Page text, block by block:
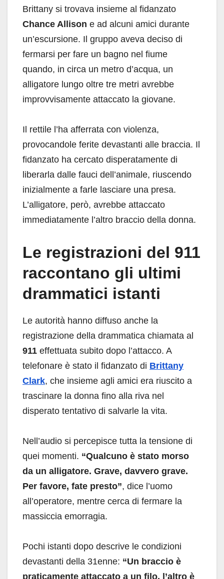
Brittany si trovava insieme al fidanzato
Chance Allison e ad alcuni amici durante
un’escursione. Il gruppo aveva deciso di
fermarsi per fare un bagno nel fiume
quando, in circa un metro d’acqua, un
alligatore lungo oltre tre metri avrebbe
improvvisamente attaccato la giovane.
Il rettile l’ha afferrata con violenza,
provocandole ferite devastanti alle braccia. Il
fidanzato ha cercato disperatamente di
liberarla dalle fauci dell’animale, riuscendo
inizialmente a farle lasciare una presa.
L’alligatore, però, avrebbe attaccato
immediatamente l’altro braccio della donna.
Le registrazioni del 911
raccontano gli ultimi
drammatici istanti
Le autorità hanno diffuso anche la
registrazione della drammatica chiamata al
911 effettuata subito dopo l’attacco. A
telefonare è stato il fidanzato di Brittany
Clark, che insieme agli amici era riuscito a
trascinare la donna fino alla riva nel
disperato tentativo di salvarle la vita.
Nell’audio si percepisce tutta la tensione di
quei momenti. “Qualcuno è stato morso
da un alligatore. Grave, davvero grave.
Per favore, fate presto”, dice l’uomo
all’operatore, mentre cerca di fermare la
massiccia emorragia.
Pochi istanti dopo descrive le condizioni
devastanti della 31enne: “Un braccio è
praticamente attaccato a un filo, l’altro è